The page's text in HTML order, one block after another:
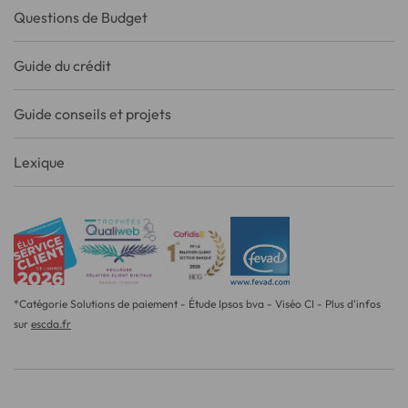
Questions de Budget
Guide du crédit
Guide conseils et projets
Lexique
*Catégorie Solutions de paiement - Étude Ipsos bva - Viséo CI - Plus d'infos
sur escda.fr